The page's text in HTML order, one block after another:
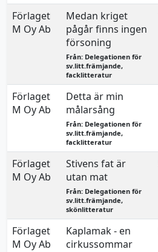
Förlaget
M Oy Ab
Medan kriget
pågår finns ingen
försoning
Från: Delegationen för
sv.litt.främjande,
facklitteratur
Förlaget
M Oy Ab
Detta är min
målarsång
Från: Delegationen för
sv.litt.främjande,
facklitteratur
Förlaget
M Oy Ab
Stivens fat är
utan mat
Från: Delegationen för
sv.litt.främjande,
skönlitteratur
Förlaget
M Oy Ab
Kaplamak - en
cirkussommar